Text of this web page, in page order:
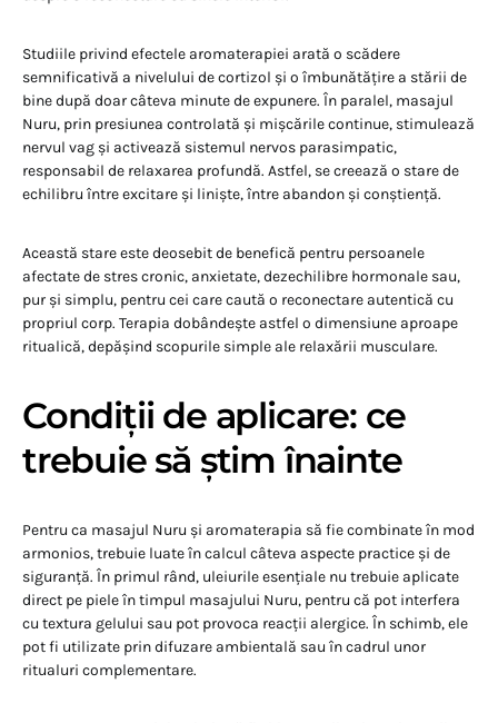
Studiile privind efectele aromaterapiei arată o scădere
semnificativă a nivelului de cortizol și o îmbunătățire a stării de
bine după doar câteva minute de expunere. În paralel, masajul
Nuru, prin presiunea controlată și mișcările continue, stimulează
nervul vag și activează sistemul nervos parasimpatic,
responsabil de relaxarea profundă. Astfel, se creează o stare de
echilibru între excitare și liniște, între abandon și conștiență.
Această stare este deosebit de benefică pentru persoanele
afectate de stres cronic, anxietate, dezechilibre hormonale sau,
pur și simplu, pentru cei care caută o reconectare autentică cu
propriul corp. Terapia dobândește astfel o dimensiune aproape
ritualică, depășind scopurile simple ale relaxării musculare.
Condiții de aplicare: ce
trebuie să știm înainte
Pentru ca masajul Nuru și aromaterapia să fie combinate în mod
armonios, trebuie luate în calcul câteva aspecte practice și de
siguranță. În primul rând, uleiurile esențiale nu trebuie aplicate
direct pe piele în timpul masajului Nuru, pentru că pot interfera
cu textura gelului sau pot provoca reacții alergice. În schimb, ele
pot fi utilizate prin difuzare ambientală sau în cadrul unor
ritualuri complementare.